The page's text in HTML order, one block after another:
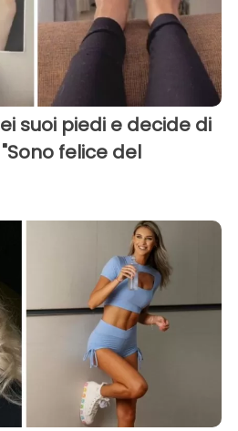
suoi piedi e decide di
felice del